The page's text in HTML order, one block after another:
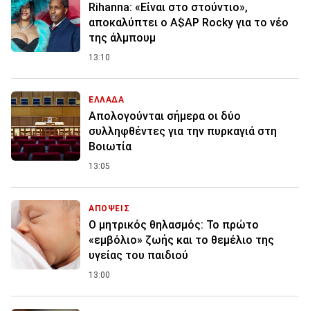
Rihanna: «Είναι στο στούντιο»,
αποκαλύπτει ο A$AP Rocky για το νέο
της άλμπουμ
13:10
ΕΛΛΑΔΑ
Απολογούνται σήμερα οι δύο
συλληφθέντες για την πυρκαγιά στη
Βοιωτία
13:05
ΑΠΟΨΕΙΣ
Ο μητρικός θηλασμός: Το πρώτο
«εμβόλιο» ζωής και το θεμέλιο της
υγείας του παιδιού
13:00